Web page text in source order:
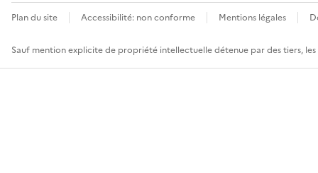
Plan du site Accessibilité: non conforme Mentions légales
Sauf mention explicite de propriété intellectuelle détenue par des tiers,